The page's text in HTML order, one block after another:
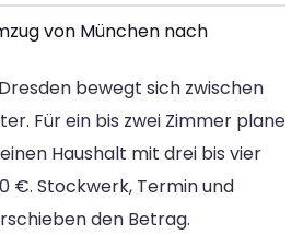
von München nach
bewegt sich zwischen
Für ein bis zwei Zimmer plane
Haushalt mit drei bis vier
€. Stockwerk, Termin und
den Betrag.